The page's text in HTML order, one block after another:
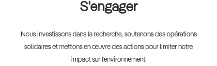
S'engager
Nous investissons dans la recherche, soutenons des opérations
solidaires et mettons en œuvre des actions pour limiter notre
impact sur l’environnement.